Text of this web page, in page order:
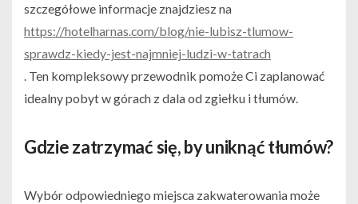
szczegółowe informacje znajdziesz na
https://hotelharnas.com/blog/nie-lubisz-tlumow-
sprawdz-kiedy-jest-najmniej-ludzi-w-tatrach
. Ten kompleksowy przewodnik pomoże Ci zaplanować
idealny pobyt w górach z dala od zgiełku i tłumów.
Gdzie zatrzymać się, by uniknąć tłumów?
Wybór odpowiedniego miejsca zakwaterowania może